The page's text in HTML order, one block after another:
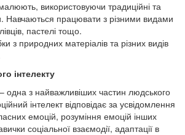
використовуючи традиційні та
Навчаються працювати з різними видами
пастелі тощо.
з природних матеріалів та різних видів
інтелекту
одна з найважливіших частин людського
інтелект відповідає за усвідомлення
емоцій, розуміння емоцій інших
соціальної взаємодії, адаптації в